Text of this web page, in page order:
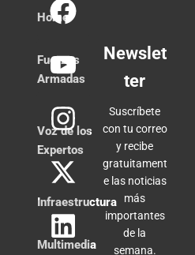
Home
Fuerzas
Armadas
Voz de los
Expertos
Infraestructura
Multimedia
Newslet
ter
Suscríbete
con tu correo
y recibe
gratuitament
e las noticias
más
importantes
de la
semana.